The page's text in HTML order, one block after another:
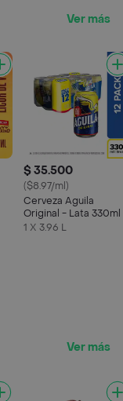
Ver más
$ 35.500
($8.97/ml)
Cerveza Aguila
Original - Lata 330ml
12
1 X 3.96 L
Ver más